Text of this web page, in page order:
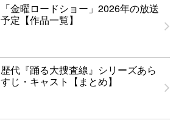
「金曜ロードショー」2026年の放送
予定【作品一覧】
歴代『踊る大捜査線』シリーズあら
すじ・キャスト【まとめ】